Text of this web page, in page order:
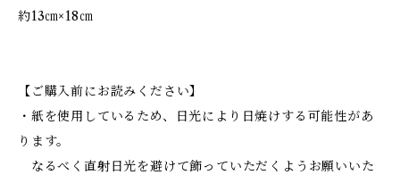
約13㎝×18㎝
【ご購入前にお読みください】
・紙を使用しているため、日光により日焼けする可能性があ
ります。
なるべく直射日光を避けて飾っていただくようお願いいた